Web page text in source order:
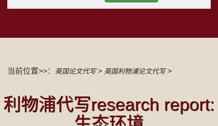
当前位置>>： 英国论文代写> 英国利物浦论文代写>
利物浦代写research report: